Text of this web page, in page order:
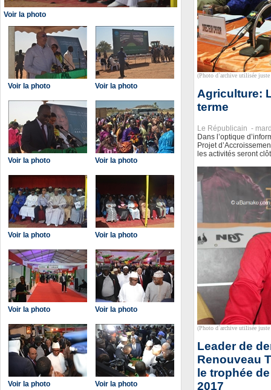
Voir la photo
Voir la photo Voir la photo
Voir la photo Voir la photo
Voir la photo Voir la photo
Voir la photo Voir la photo
Voir la photo Voir la photo
(Photo d`archive utilisée
Agriculture:
terme
Le Républicain -
Dans l’optique
Projet
les activités seront
(Photo d`archive utilisée
Leader de
Renouveau
le trophée
2017